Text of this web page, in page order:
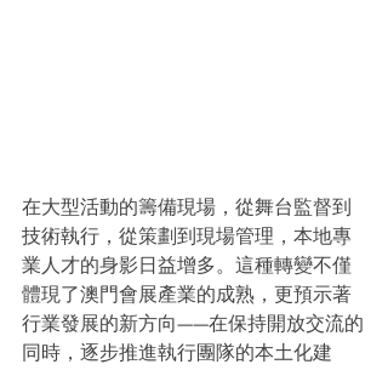
在大型活動的籌備現場，從舞台監督到
技術執行，從策劃到現場管理，本地專
業人才的身影日益增多。這種轉變不僅
體現了澳門會展產業的成熟，更預示著
行業發展的新方向——在保持開放交流的
同時，逐步推進執行團隊的本土化建